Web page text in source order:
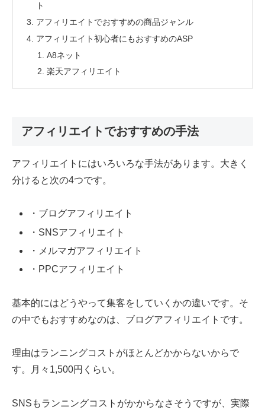
ト
アフィリエイトでおすすめの商品ジャンル
アフィリエイト初心者にもおすすめのASP
A8ネット
楽天アフィリエイト
アフィリエイトでおすすめの手法
アフィリエイトにはいろいろな手法があります。大きく
分けると次の4つです。
・ブログアフィリエイト
・SNSアフィリエイト
・メルマガアフィリエイト
・PPCアフィリエイト
基本的にはどうやって集客をしていくかの違いです。そ
の中でもおすすめなのは、ブログアフィリエイトです。
理由はランニングコストがほとんどかからないからで
す。月々1,500円くらい。
SNSもランニングコストがかからなさそうですが、実際